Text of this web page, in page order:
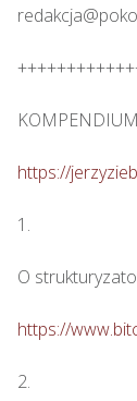
https://
1.
O
https://
2.